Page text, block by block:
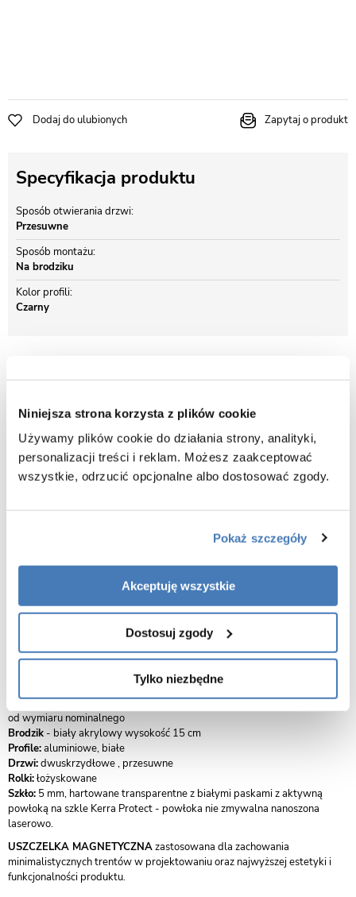
Niniejsza strona korzysta z plików cookie
Używamy plików cookie do działania strony, analityki,
personalizacji treści i reklam. Możesz zaakceptować
wszystkie, odrzucić opcjonalne albo dostosować zgody.
Pokaż szczegóły
Akceptuję wszystkie
Dostosuj zgody
Tylko niezbędne
Dodaj do ulubionych Zapytaj o produkt
Specyfikacja produktu
Sposób otwierania drzwi
Przesuwne
Sposób montażu
Na brodziku
Kolor profili
Czarny
90x90 Xenia WH Kerra
Kerra Xenia SQ WHto elegancka kabina prysznicowa, która łączy
minimalistyczną estetykę i funkcjonalne wykonanie. Jasne, hartowane
szkło z dekoracyjnymi, białymi paskami wkomponowano w aluminiowe
łazienek w stylu skandynawskim, minimalistycznym lub klasycznym.
Design premium – białe pasy na szkle + czarny profil podkreślają styl
Modularność wymiarów – dopasujesz kabinę zarówno do małej, jak i
dużej łazienki
Bezpieczna konstrukcja – szkło hartowane, solidne okucia i wysokiej
Wygoda użytkowania – płynne rozsuwanie, łatwe czyszczenie, brak
zawiasów utrudniających sprzątanie
Wymiary:90 x 90 x 185 cm regulowane w zakresie od – 25 do – 15 mm
od wymiaru nominalnego
Brodzik - biały akrylowy wysokość 15 cm
Profile:aluminiowe, białe
Drzwi:dwuskrzydłowe , przesuwne
Rolki:łożyskowane
Szkło: 5 mm, hartowane transparentne z białymi paskami z aktywną
powłoką na szkle Kerra Protect - powłoka nie zmywalna nanoszona
laserowo.
USZCZELKA MAGNETYCZNAzastosowana dla zachowania
minimalistycznych trentów w projektowaniu oraz najwyższej estetyki i
funkcjonalności produktu.